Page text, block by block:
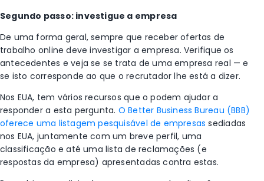
Segundo passo: investigue a empresa
De uma forma geral, sempre que receber ofertas de
trabalho online deve investigar a empresa. Verifique os
antecedentes e veja se se trata de uma empresa real — e
se isto corresponde ao que o recrutador lhe está a dizer.
Nos EUA, tem vários recursos que o podem ajudar a
responder a esta pergunta. O Better Business Bureau (BBB)
oferece uma listagem pesquisável de empresas sediadas
nos EUA, juntamente com um breve perfil, uma
classificação e até uma lista de reclamações (e
respostas da empresa) apresentadas contra estas.